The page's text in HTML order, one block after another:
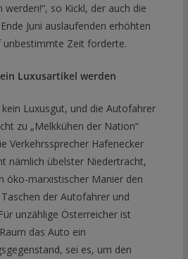
so Kickl, der auch die
Juni auslaufenden erhöhten
unbestimmte Zeit forderte.
Luxusartikel werden
Luxusgut, und die Autofahrer
zu „Melkkühen der Nation“
Verkehrssprecher Hafenecker
nämlich übelster Niedertracht,
öko-marxistischer Manier den
der Autofahrer und
unzählige Österreicher ist
das Auto ein
sei es, um den